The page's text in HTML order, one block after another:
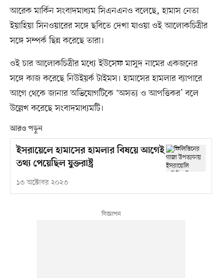
আরেক মার্কিন সংবাদমাধ্যম সিএনএনও বলেছে, হামাস নেতা
ইয়াহিয়া সিনওয়ারের সঙ্গে ছবিতে দেখা যাওয়া ওই আলোকচিত্রীর
সঙ্গে সম্পর্ক ছিন্ন করেছে তারা।
ওই চার আলোকচিত্রীর মধ্যে ইউসেফ মাসুদ নামের একজনের
সঙ্গে কাজ করেছে নিউইয়র্ক টাইমস। হামাসের হামলার ব্যাপারে
আগে থেকে জানার অভিযোগটিকে ‘অসত্য ও আপত্তিকর’ বলে
উল্লেখ করেছে সংবাদমাধ্যমটি।
আরও পড়ুন
ইসরায়েলে হামাসের হামলার বিষয়ে আগেই
তথ্য পেয়েছিল যুক্তরাষ্ট্র
১৩ অক্টোবর ২০২৩